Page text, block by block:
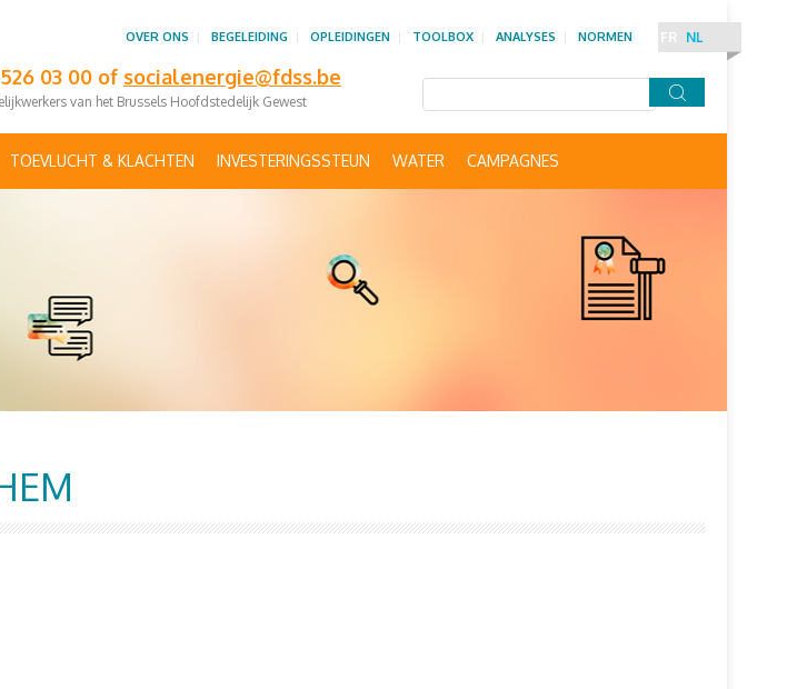
03 00 of socialenergie@fdss.be
van het Brussels Hoofdstedelijk Gewest
OVER ONS BEGELEIDING OPLEIDINGEN TOOLBOX ANALYSES NORMEN FR NL
TOEVLUCHT & KLACHTEN INVESTERINGSSTEUN WATER CAMPAGNES